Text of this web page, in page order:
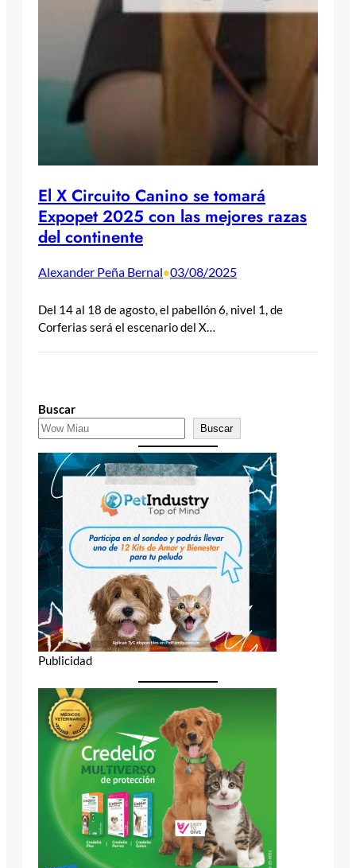
El X Circuito Canino se tomará
Expopet 2025 con las mejores razas
del continente
Alexander Peña Bernal•03/08/2025
Del 14 al 18 de agosto, el pabellón 6, nivel 1, de
Corferias será el escenario del X…
Buscar
Buscar
Publicidad